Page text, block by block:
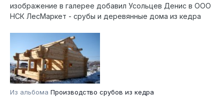
изображение в галерее добавил Усольцев Денис в ООО
НСК ЛесМаркет - срубы и деревянные дома из кедра
Из альбома Производство срубов из кедра